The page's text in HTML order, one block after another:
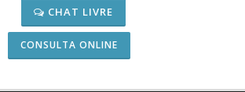
CHAT LIVRE
CONSULTA ONLINE